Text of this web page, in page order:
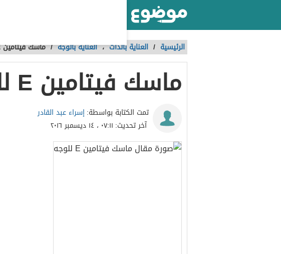
الرئيسية / العناية بالذات،العناية بالوجه /ماسك فيتامين E للوجه
ماسك فيتامين E للوجه
تمت الكتابة بواسطة:إسراء عبد القادر
آخر تحديث: ٠٧:١١ ، ١٤ ديسمبر ٢٠١٦